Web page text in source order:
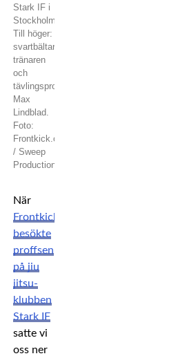
Stark IF i
Stockholm.
Till höger:
svartbältaren,
tränaren
och
tävlingsproffset
Max
Lindblad.
Foto:
Frontkick.online
/ Sweep
Productions
När
Frontkick
besökte
proffsen
på jiu
jitsu-
klubben
Stark IF
satte vi
oss ner